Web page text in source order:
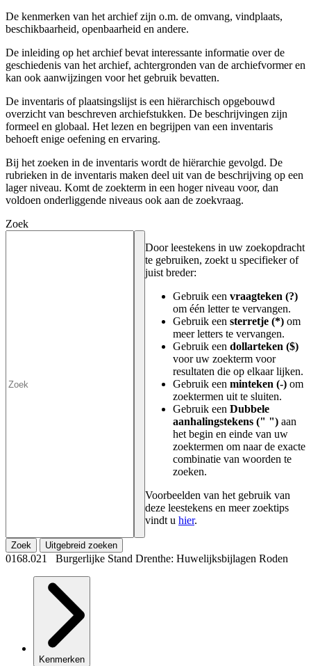
De kenmerken van het archief zijn o.m. de omvang, vindplaats,
beschikbaarheid, openbaarheid en andere.
De inleiding op het archief bevat interessante informatie over de
geschiedenis van het archief, achtergronden van de archiefvormer en
kan ook aanwijzingen voor het gebruik bevatten.
De inventaris of plaatsingslijst is een hiërarchisch opgebouwd
overzicht van beschreven archiefstukken. De beschrijvingen zijn
formeel en globaal. Het lezen en begrijpen van een inventaris
behoeft enige oefening en ervaring.
Bij het zoeken in de inventaris wordt de hiërarchie gevolgd. De
rubrieken in de inventaris maken deel uit van de beschrijving op een
lager niveau. Komt de zoekterm in een hoger niveau voor, dan
voldoen onderliggende niveaus ook aan de zoekvraag.
Zoek
Door leestekens in uw zoekopdracht
te gebruiken, zoekt u specifieker of
juist breder:
Gebruik een vraagteken (?)
om één letter te vervangen.
Gebruik een sterretje (*) om
meer letters te vervangen.
Gebruik een dollarteken ($)
voor uw zoekterm voor
resultaten die op elkaar lijken.
Gebruik een minteken (-) om
zoektermen uit te sluiten.
Gebruik een Dubbele
aanhalingstekens (" ") aan
het begin en einde van uw
zoektermen om naar de exacte
combinatie van woorden te
zoeken.
Voorbeelden van het gebruik van
deze leestekens en meer zoektips
vindt u hier.
Zoek Uitgebreid zoeken
0168.021 Burgerlijke Stand Drenthe: Huwelijksbijlagen Roden
Kenmerken